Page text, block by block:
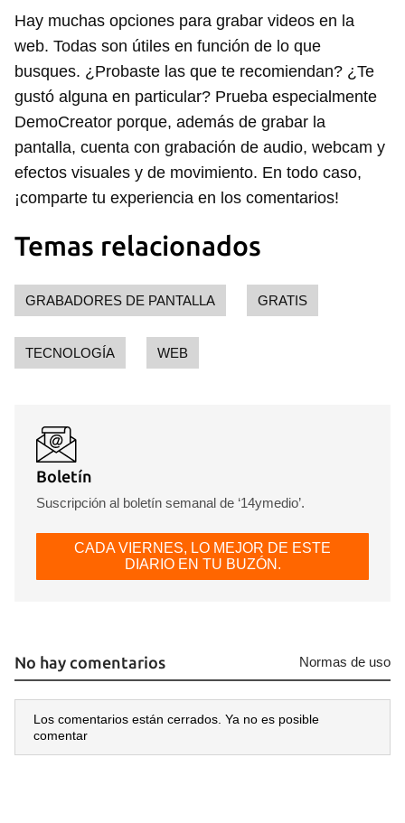
Guardar como favorito
Para poder guardar como favorito, primero has de
iniciar sesión con tu cuenta de 14ymedio.
INICIAR SESIÓN CANCELAR
Hay muchas opciones para grabar videos en la
web. Todas son útiles en función de lo que
busques. ¿Probaste las que te recomiendan? ¿Te
gustó alguna en particular? Prueba especialmente
DemoCreator porque, además de grabar la
pantalla, cuenta con grabación de audio, webcam y
efectos visuales y de movimiento. En todo caso,
¡comparte tu experiencia en los comentarios!
Temas relacionados
GRABADORES DE PANTALLA GRATIS
TECNOLOGÍA WEB
Boletín
Suscripción al boletín semanal de ‘14ymedio’.
CADA VIERNES, LO MEJOR DE ESTE
DIARIO EN TU BUZÓN.
No hay comentarios Normas de uso
Los comentarios están cerrados. Ya no es posible
comentar